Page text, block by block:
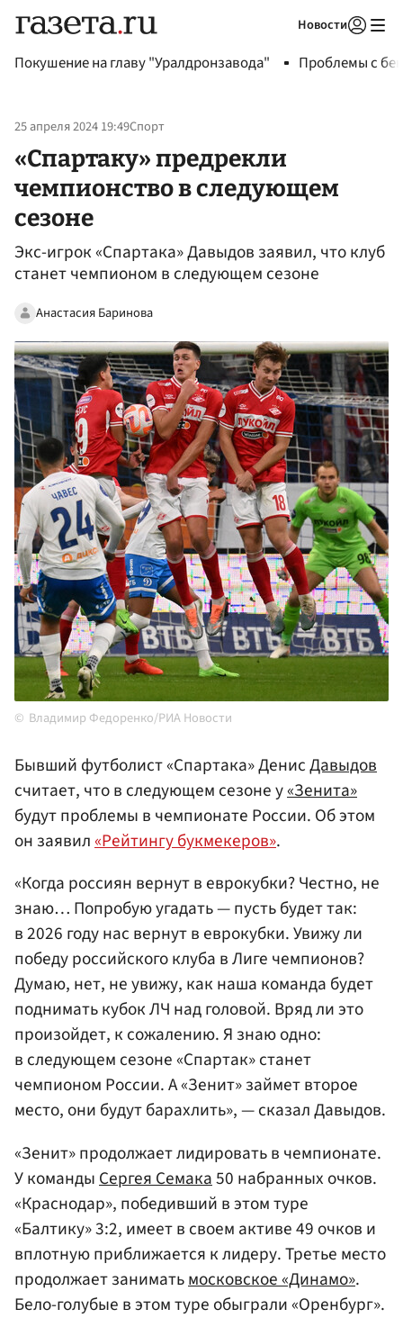
Новости
Покушение на главу "Уралдронзавода" Проблемы с
25 апреля 2024 19:49Спорт
«Спартаку» предрекли
чемпионство в следующем
сезоне
Экс-игрок «Спартака» Давыдов заявил, что клуб
станет чемпионом в следующем сезоне
Анастасия Баринова
Владимир Федоренко/РИА Новости
Бывший футболист «Спартака» ДенисДавыдов
считает, что в следующем сезоне у«Зенита»
будут проблемы в чемпионате России. Об этом
он заявил«Рейтингу букмекеров».
«Когда россиян вернут в еврокубки? Честно, не
знаю… Попробую угадать — пусть будет так:
в 2026 году нас вернут в еврокубки. Увижу ли
победу российского клуба в Лиге чемпионов?
Думаю, нет, не увижу, как наша команда будет
поднимать кубок ЛЧ над головой. Вряд ли это
произойдет, к сожалению. Я знаю одно:
в следующем сезоне «Спартак» станет
чемпионом России. А «Зенит» займет второе
место, они будут барахлить», — сказал Давыдов.
«Зенит» продолжает лидировать в чемпионате.
У команды Сергея Семака50 набранных очков.
«Краснодар», победивший в этом туре
«Балтику» 3:2, имеет в своем активе 49 очков и
вплотную приближается к лидеру. Третье место
продолжает заниматьмосковское «Динамо».
Бело-голубые в этом туре обыграли «Оренбург».